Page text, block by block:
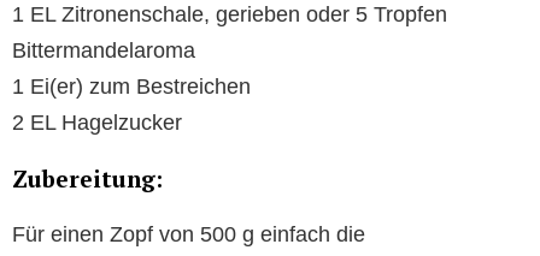
1 EL Zitronenschale, gerieben oder 5 Tropfen
Bittermandelaroma
1 Ei(er) zum Bestreichen
2 EL Hagelzucker
Zubereitung:
Für einen Zopf von 500 g einfach die